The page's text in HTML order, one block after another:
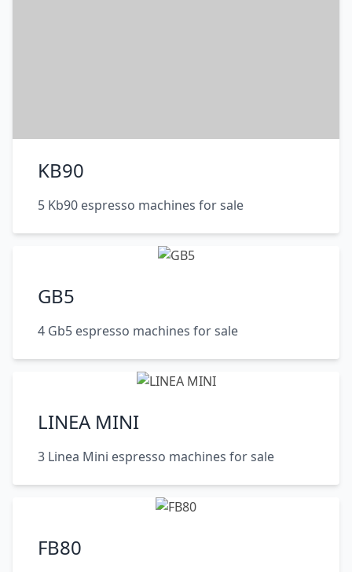
KB90
5 Kb90 espresso machines for sale
GB5
4 Gb5 espresso machines for sale
LINEA MINI
3 Linea Mini espresso machines for sale
FB80